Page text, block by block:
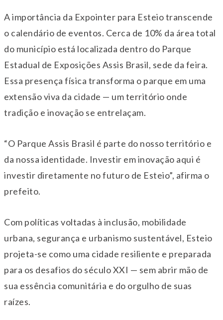
A importância da Expointer para Esteio transcende
o calendário de eventos. Cerca de 10% da área total
do município está localizada dentro do Parque
Estadual de Exposições Assis Brasil, sede da feira.
Essa presença física transforma o parque em uma
extensão viva da cidade — um território onde
tradição e inovação se entrelaçam.
“O Parque Assis Brasil é parte do nosso território e
da nossa identidade. Investir em inovação aqui é
investir diretamente no futuro de Esteio”, afirma o
prefeito.
Com políticas voltadas à inclusão, mobilidade
urbana, segurança e urbanismo sustentável, Esteio
projeta-se como uma cidade resiliente e preparada
para os desafios do século XXI — sem abrir mão de
sua essência comunitária e do orgulho de suas
raízes.